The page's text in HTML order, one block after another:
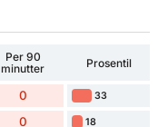
Per 90
minutter
Prosentil
0 33
0 18